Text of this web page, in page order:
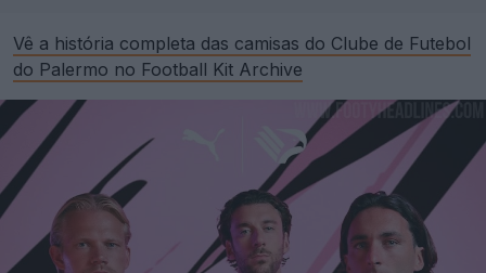
Vê a história completa das camisas do Clube de Futebol
do Palermo no Football Kit Archive